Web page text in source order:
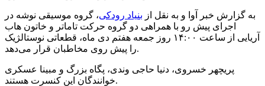
به گزارش خبر آوا و به نقل از بنیاد رودکی، گروه موسیقی نوشه در
اجرای پیش رو با همراهی دو گروه حرکت تاماتر و خاتون هاب
آریایی از ساعت ۱۴:۰۰ روز جمعه هفتم دی ماه، قطعاتی نوستالژیک
را پیش روی مخاطبان قرار می‌دهد.
پریچهر خسروی، دنیا حاجی وندی، پگاه بزرگ و مبینا عسکری
خوانندگان این کنسرت هستند.